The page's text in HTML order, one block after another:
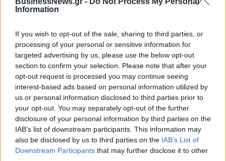
Information
If you wish to opt-out of the sale, sharing to third parties, or
processing of your personal or sensitive information for
targeted advertising by us, please use the below opt-out
section to confirm your selection. Please note that after your
opt-out request is processed you may continue seeing
interest-based ads based on personal information utilized by
us or personal information disclosed to third parties prior to
your opt-out. You may separately opt-out of the further
disclosure of your personal information by third parties on the
IAB’s list of downstream participants. This information may
also be disclosed by us to third parties on the IAB’s List of
Downstream Participants that may further disclose it to other
Όμιλος AKTOR: Εξαγοράζει το 75% των ΗΛΕΚΤΩΡ και THALIS –
Στρατηγική συνεργασία με τη Motor Oil
ΔΕΗ: Ισχυρή ανάπτυξη στο α΄
εξάμηνο 2026 με
προσαρμοσμένο EBITDA στα 1,2
δισ. ευρώ
TV: Η σκακιέρα της νέας σεζόν